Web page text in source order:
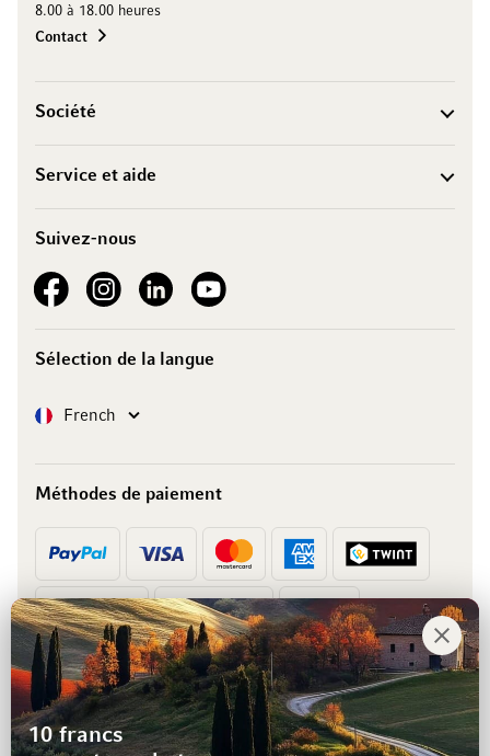
8.00 à 18.00 heures
Contact
Société
Service et aide
Suivez-nous
See our FacebookSee our Instagram account
See our LinkedInSee our YouTube channel
Sélection de la langue
LangueFrench
Méthodes de paiement
Prépaiement Facture
10 francs